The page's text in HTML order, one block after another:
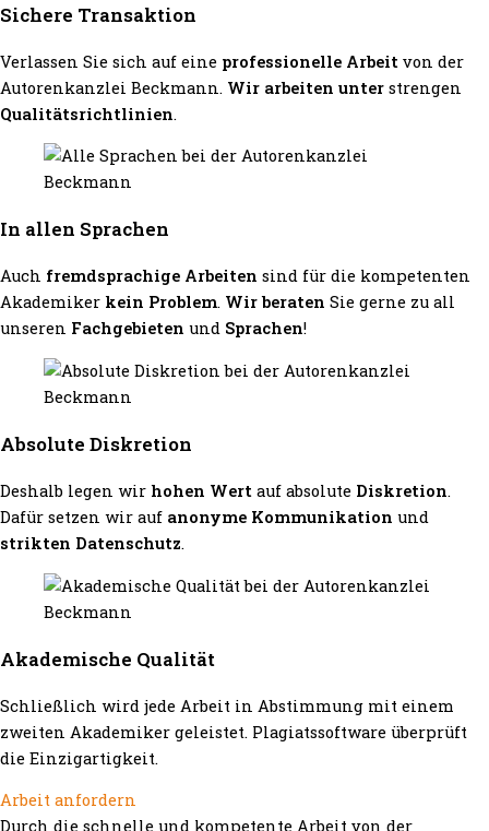
Sichere Transaktion
Verlassen Sie sich auf eine professionelle Arbeit von der
Autorenkanzlei Beckmann. Wir arbeiten unter strengen
Qualitätsrichtlinien.
In allen Sprachen
Auch fremdsprachige Arbeiten sind für die kompetenten
Akademiker kein Problem. Wir beraten Sie gerne zu all
unseren Fachgebieten und Sprachen!
Absolute Diskretion
Deshalb legen wir hohen Wert auf absolute Diskretion.
Dafür setzen wir auf anonyme Kommunikation und
strikten Datenschutz.
Akademische Qualität
Schließlich wird jede Arbeit in Abstimmung mit einem
zweiten Akademiker geleistet. Plagiatssoftware überprüft
die Einzigartigkeit.
Arbeit anfordern
Durch die schnelle und kompetente Arbeit von der